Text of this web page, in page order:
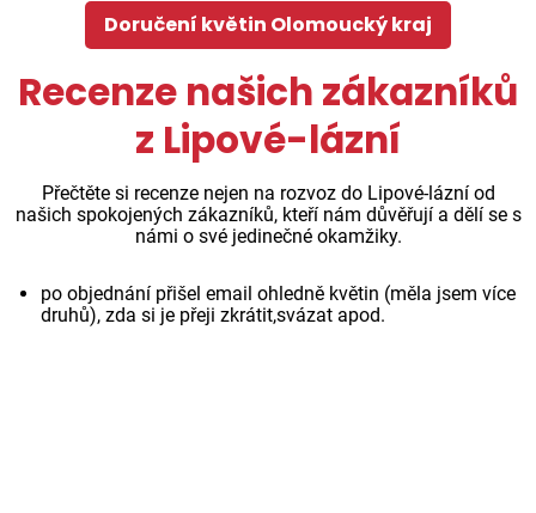
Doručení květin Olomoucký kraj
Recenze našich zákazníků
z Lipové-lázní
Přečtěte si recenze nejen na rozvoz do Lipové-lázní od
našich spokojených zákazníků, kteří nám důvěřují a dělí se s
námi o své jedinečné okamžiky.
po objednání přišel email ohledně květin (měla jsem více
druhů), zda si je přeji zkrátit,svázat apod.